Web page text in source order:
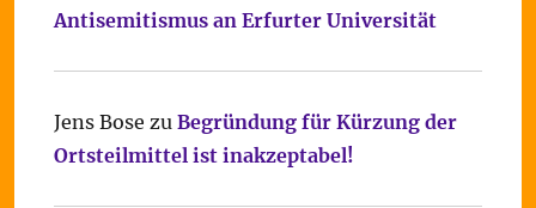
Antisemitismus an Erfurter Universität
Jens Bose zu Begründung für Kürzung der
Ortsteilmittel ist inakzeptabel!